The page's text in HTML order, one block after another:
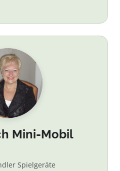
Mini-Mobil
Spielgeräte